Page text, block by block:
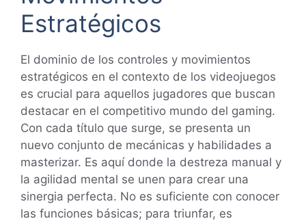
Estratégicos
El dominio de los controles y movimientos
estratégicos en el contexto de los videojuegos
es crucial para aquellos jugadores que buscan
destacar en el competitivo mundo del gaming.
Con cada título que surge, se presenta un
nuevo conjunto de mecánicas y habilidades a
masterizar. Es aquí donde la destreza manual y
la agilidad mental se unen para crear una
sinergia perfecta. No es suficiente con conocer
las funciones básicas; para triunfar, es